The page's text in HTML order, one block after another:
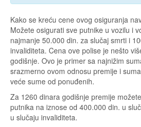
Kako se kreću cene ovog osiguranja
Možete osigurati sve putnike u vozilu i
najmanje 50.000 din. za slučaj smrti i
invaliditeta. Cena ove polise je nešto
godišnje. Ovo je primer sa najnižim
srazmerno ovom odnosu premije i
veće sume od ponuđenih.
Za 1260 dinara godišnje premije
putnika na iznose od 400.000 din. u
u slučaju invaliditeta.